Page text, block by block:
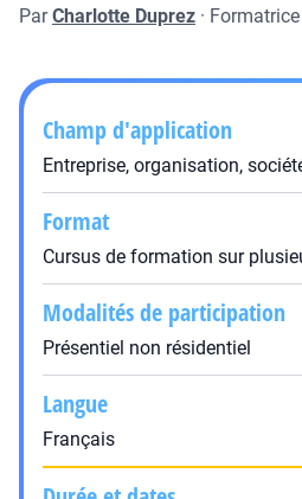
ParCharlotte Duprez ·
Champ d'application
Entreprise, organisation,
Format
Cursus de formation sur
Modalités de participation
Présentiel non résidentiel
Langue
Français